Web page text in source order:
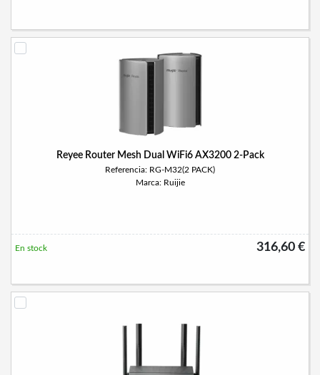
Reyee Router Mesh Dual WiFi6 AX3200 2-Pack
Referencia: RG-M32(2 PACK)
Marca: Ruijie
316,60 €
En stock